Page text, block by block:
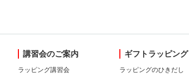
講習会のご案内
ラッピング講習会
ギフトラッピング
ラッピングのひきだし